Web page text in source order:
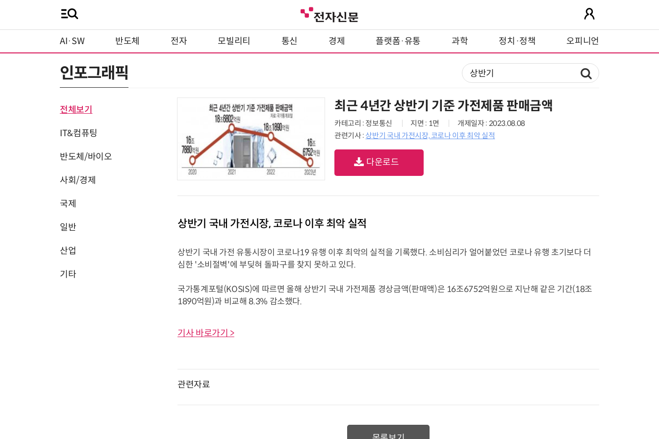
AI·SW 반도체 전자 모빌리티 통신 경제 플랫폼·유통 과학 정치·정책 오피니언
인포그래픽
전체보기
IT&컴퓨팅
반도체/바이오
사회/경제
국제
일반
산업
기타
최근 4년간 상반기 기준 가전제품 판매금액
카테고리 : 정보통신 지면 : 1면
개제일자 : 2023.08.08
관련기사 : 상반기 국내 가전시장, 코로나 이후 최악 실적
다운로드
상반기 국내 가전시장, 코로나 이후 최악 실적
상반기 국내 가전 유통시장이 코로나19 유행 이후 최악의 실적을 기록했다. 소비심리가 얼어붙었던 코로나 유행 초기보다 더
심한 '소비절벽'에 부딪혀 돌파구를 찾지 못하고 있다.
국가통계포털(KOSIS)에 따르면 올해 상반기 국내 가전제품 경상금액(판매액)은 16조6752억원으로 지난해 같은 기간(18조
1890억원)과 비교해 8.3% 감소했다.
기사 바로가기 >
관련자료